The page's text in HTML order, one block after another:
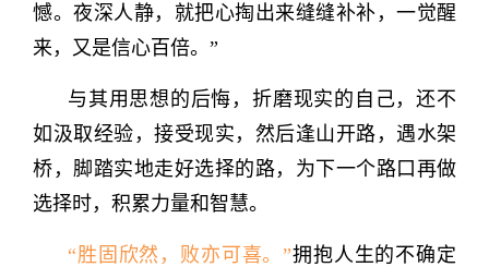
憾。夜深人静，就把心掏出来缝缝补补，一觉醒
来，又是信心百倍。”
与其用思想的后悔，折磨现实的自己，还不
如汲取经验，接受现实，然后逢山开路，遇水架
桥，脚踏实地走好选择的路，为下一个路口再做
选择时，积累力量和智慧。
“胜固欣然，败亦可喜。”拥抱人生的不确定